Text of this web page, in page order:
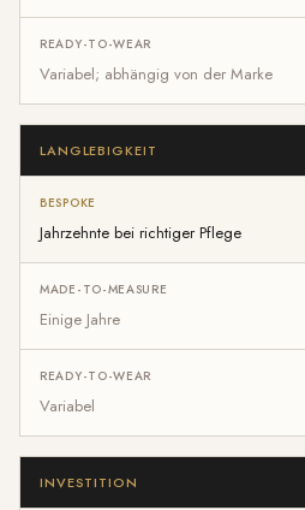
Variabel; abhängig von der Marke
LANGLEBIGKEIT
Jahrzehnte bei richtiger Pflege
Einige Jahre
Variabel
INVESTITION